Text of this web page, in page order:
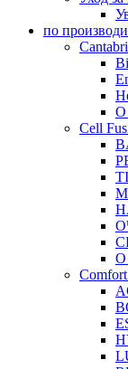
по
О
Cell
О